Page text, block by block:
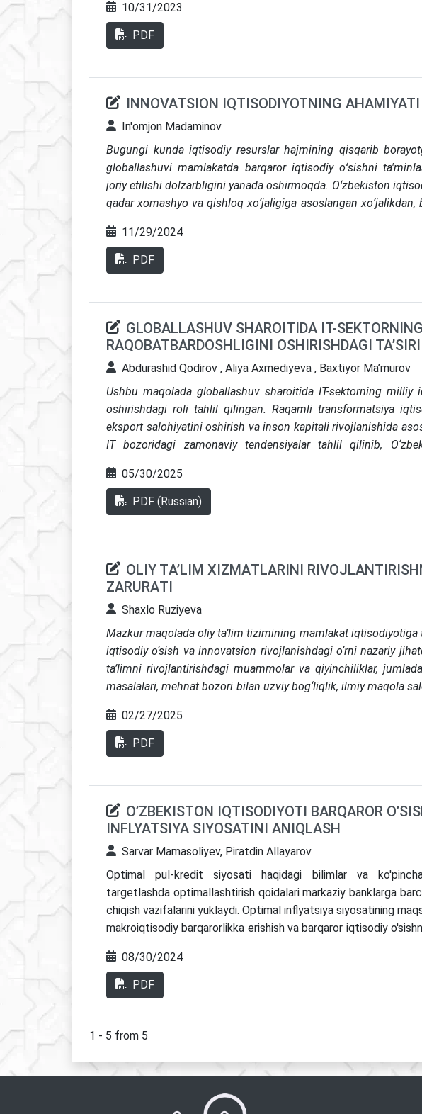
10/31/2023
PDF
INNOVATSION IQTISODIYOTNING
In'omjon Madaminov
Bugungi kunda iqtisodiy resurslar hajmining qisqarib
globallashuvi mamlakatda barqaror iqtisodiy oʻsishni
joriy etilishi dolzarbligini yanada oshirmoqda. Oʻzbekiston
qadar xomashyo va qishloq xoʻjaligiga asoslangan
koʻrsatadigan innovatsion xoʻjalik yuritish tizimiga
faoliyatini innovatsion tizim ta'siridagi samaradorligi
anglash, ularni iqtisodiyotning turli tarmoq va sohalari
yoʻnaltirilgan qator vazifalar ijrosini ta'minlash zaruriyatini
11/29/2024
PDF
GLOBALLASHUV SHAROITIDA IT-
RAQOBATBARDOSHLIGINI OSHIRISHDAGI TA’SIRI
Abdurashid Qodirov , Aliya Axmediyeva , Baxtiyor Ma’murov
Ushbu maqolada globallashuv sharoitida IT-sektorning milliy
oshirishdagi roli tahlil qilingan. Raqamli transformatsiya
eksport salohiyatini oshirish va inson kapitali rivojlanishida
IT bozoridagi zamonaviy tendensiyalar tahlil qilinib,
kommunikatsiya texnologiyalari sohasidagi xizmatlar tuzilishi,
statistik ma’lumotlar keltirilgan.
avlat qo‘llab-
mutaxassislarni tayyorlash muhimligi ta’kidla
liberallashtirish istiqbollari va muammolarini o‘rganish,
bu maqsadga erishish mexanizmlari bo‘yicha tavsiyalar
doirasida bajarilgan.
05/30/2025
PDF (Russian)
OLIY TА’LIM XIZMАTLАRINI
ZАRURАTI
Shaxlo Ruziyeva
Mazkur maqolada oliy ta’lim tizimining mamlakat iqtisodiyotiga
iqtisodiy o‘sish va innovatsion rivojlanishdagi o‘rni nazariy
ta’limni rivojlantirishdagi muammolar va qiyinchiliklar,
masalalari, mehnat bozori bilan uzviy bog‘liqlik, ilmiy maqola
tavsiyalar berilgan.
02/27/2025
PDF
O’ZBEKISTON IQTISODIYOTI BARQAROR
INFLYATSIYA SIYOSATINI ANIQLASH
Sarvar Mamasoliyev, Piratdin Allayarov
Optimal pul-kredit siyosati haqidagi bilimlar va
targetlashda optimallashtirish qoidalari markaziy banklarga
chiqish vazifalarini yuklaydi. Optimal inflyatsiya siyosatining
makroiqtisodiy barqarorlikka erishish va barqaror iqtisodiy
tutilgan optimal inflyatsiya maqsadini aniqlash uchun
foydalanamiz. r*(qayta moliyalashtirish stavkasi) va
bog'liqlik pastga qarab egilgan. Optimal inflyatsiya
ga yaqin ekanligi aniqlandi. Ushbu burchak parametri noaniqligini
maqsadi sezilarli darajada past va r * ga nisbatan kam
08/30/2024
PDF
1 - 5 from 5